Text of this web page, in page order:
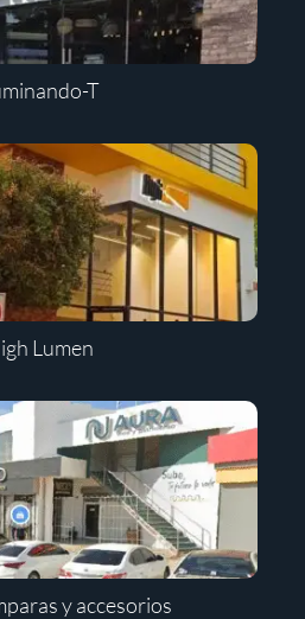
T
Lumen
y accesorios